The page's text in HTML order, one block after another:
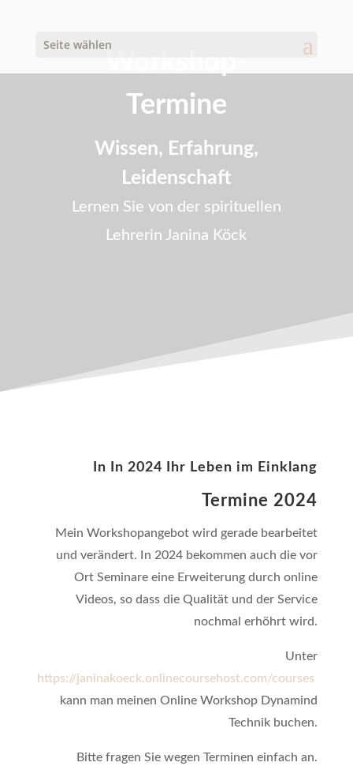
Seite wählen
Termine
Wissen, Erfahrung,
Leidenschaft
Lernen Sie von der spirituellen
Lehrerin Janina Köck
In In 2024 Ihr Leben im Einklang
Termine 2024
Mein Workshopangebot wird gerade bearbeitet
und verändert. In 2024 bekommen auch die vor
Ort Seminare eine Erweiterung durch online
Videos, so dass die Qualität und der Service
nochmal erhöhrt wird.
Unter
https://janinakoeck.onlinecoursehost.com/courses
kann man meinen Online Workshop Dynamind
Technik buchen.
Bitte fragen Sie wegen Terminen einfach an.